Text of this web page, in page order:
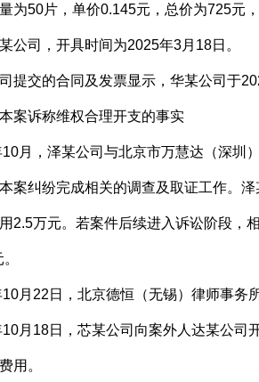
为50片，单价0.145元，总价为725元
公司，开具时间为2025年3月18日。
交的合同及发票显示，华某公司于
诉称维权合理开支的事实
，泽某公司与北京市万慧达（深圳）
案纠纷完成相关的调查及取证工作。
2.5万元。若案件后续进入诉讼阶段，
22日，北京德恒（无锡）律师事务
18日，芯某公司向案外人达某公司开
用。